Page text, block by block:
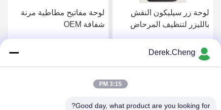
لوحة زر سيليكون النقش
بالليزر لتنظيف المرحاض
لوحة مفاتيح مطاطية مرنة
شفافة OEM
Derek.Cheng
3:15 PM
Good day, what product are you looking for?